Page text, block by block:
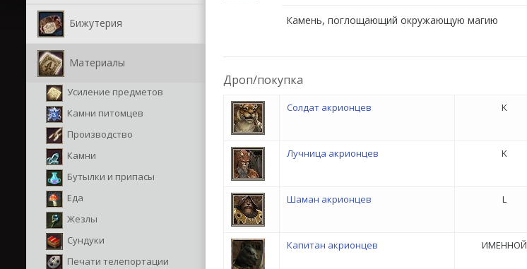
Бижутерия
Материалы
Усиление предметов
Камни питомцев
Производство
Камни
Бутылки и припасы
Еда
Жезлы
Сундуки
Печати телепортации
Камень, поглощающий окружающую магию
Дроп/покупка
Солдат акрионцев K
Лучница акрионцев K
Шаман акрионцев L
Капитан акрионцев ИМЕННОЙ